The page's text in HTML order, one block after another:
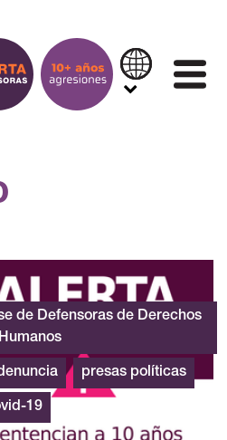
de Defensoras de Derechos
Humanos
presas políticas
19